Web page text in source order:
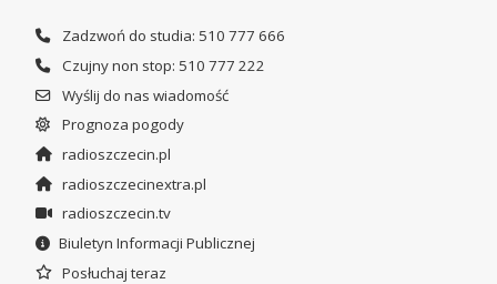
Zadzwoń do studia: 510 777 666
Czujny non stop: 510 777 222
Wyślij do nas wiadomość
Prognoza pogody
radioszczecin.pl
radioszczecinextra.pl
radioszczecin.tv
Biuletyn Informacji Publicznej
Posłuchaj teraz